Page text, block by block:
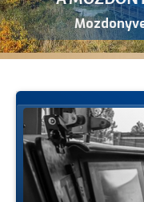
Mozdonyvezetők a